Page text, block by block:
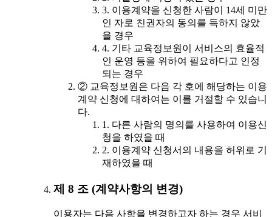
3. 이용계약을 신청한 사람이 14세 미만
인 자로 친권자의 동의를 득하지 않았
을 경우
4. 기타 교육정보원이 서비스의 효율적
인 운영 등을 위하여 필요하다고 인정
되는 경우
② 교육정보원은 다음 각 호에 해당하는 이용
계약 신청에 대하여는 이를 거절할 수 있습니
다.
1. 다른 사람의 명의를 사용하여 이용신
청을 하였을 때
2. 이용계약 신청서의 내용을 허위로 기
재하였을 때
제 8 조 (계약사항의 변경)
이용자는 다음 사항을 변경하고자 하는 경우 서비